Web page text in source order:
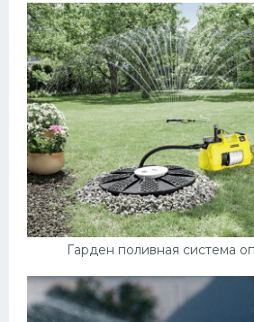
Гарден поливная система